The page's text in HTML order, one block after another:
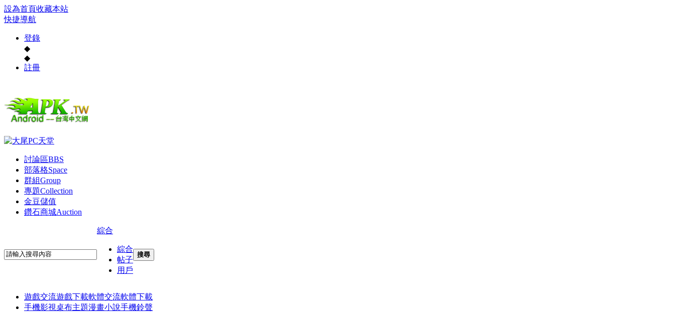
設為首頁收藏本站
快捷導航
登錄
◆
◆
註冊
討論區BBS
部落格Space
群組Group
專題Collection
金豆儲值
鑽石商城Auction
綜合
綜合
帖子
用戶
搜尋
遊戲交流遊戲下載軟體交流軟體下載
手機影視桌布主題漫畫小說手機鈴聲